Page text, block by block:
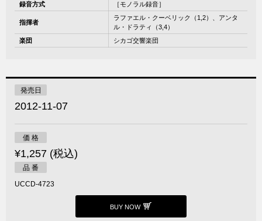
録音方式
［モノラル録音］
指揮者
ラファエル・クーベリック（1,2）、アンタ
ル・ドラティ（3,4）
楽団
シカゴ交響楽団
発売日
2012-11-07
価 格
¥1,257 (税込)
品 番
UCCD-4723
BUY NOW